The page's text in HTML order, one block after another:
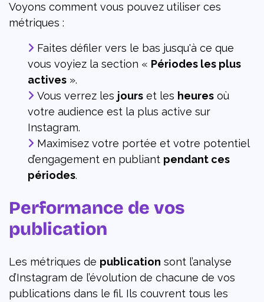
Voyons comment vous pouvez utiliser ces
métriques :
Faites défiler vers le bas jusqu'à ce que
vous voyiez la section « Périodes les plus
actives ».
Vous verrez les jours et les heures où
votre audience est la plus active sur
Instagram.
Maximisez votre portée et votre potentiel
d’engagement en publiant pendant ces
périodes.
Performance de vos
publication
Les métriques de publication sont l’analyse
d’Instagram de l’évolution de chacune de vos
publications dans le fil. Ils couvrent tous les